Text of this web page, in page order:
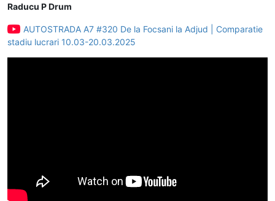
Raducu P Drum
AUTOSTRADA A7 #320 De la Focsani la Adjud | Comparatie
stadiu lucrari 10.03-20.03.2025